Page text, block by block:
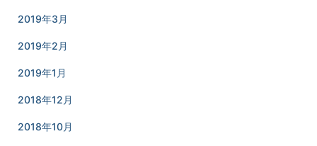
2019年3月
2019年2月
2019年1月
2018年12月
2018年10月